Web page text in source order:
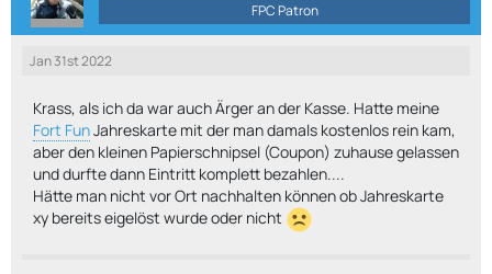
FPC Patron
Jan 31st 2022
Krass, als ich da war auch Ärger an der Kasse. Hatte meine
Fort FunJahreskarte mit der man damals kostenlos rein kam,
aber den kleinen Papierschnipsel (Coupon) zuhause gelassen
und durfte dann Eintritt komplett bezahlen....
Hätte man nicht vor Ort nachhalten können ob Jahreskarte
xy bereits eigelöst wurde oder nicht